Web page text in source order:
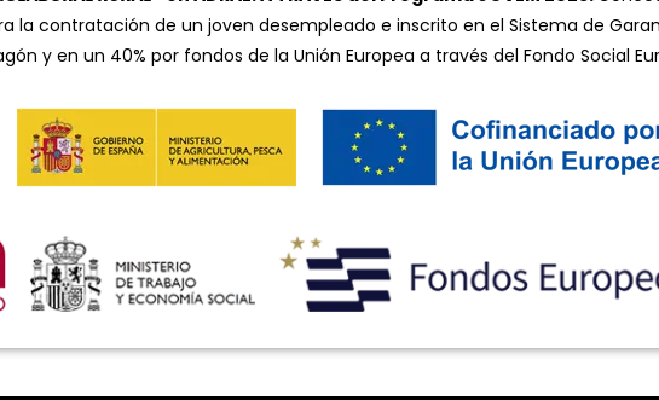
la contratación de un joven desempleado e inscrito en el Sistema de
y en un 40% por fondos de la Unión Europea a través del Fondo Social